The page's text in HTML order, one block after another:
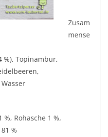
Zusam
mense
%), Topinambur,
%, Rohasche 1 %,
%